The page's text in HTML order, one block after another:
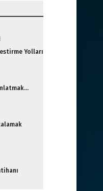
Yolları